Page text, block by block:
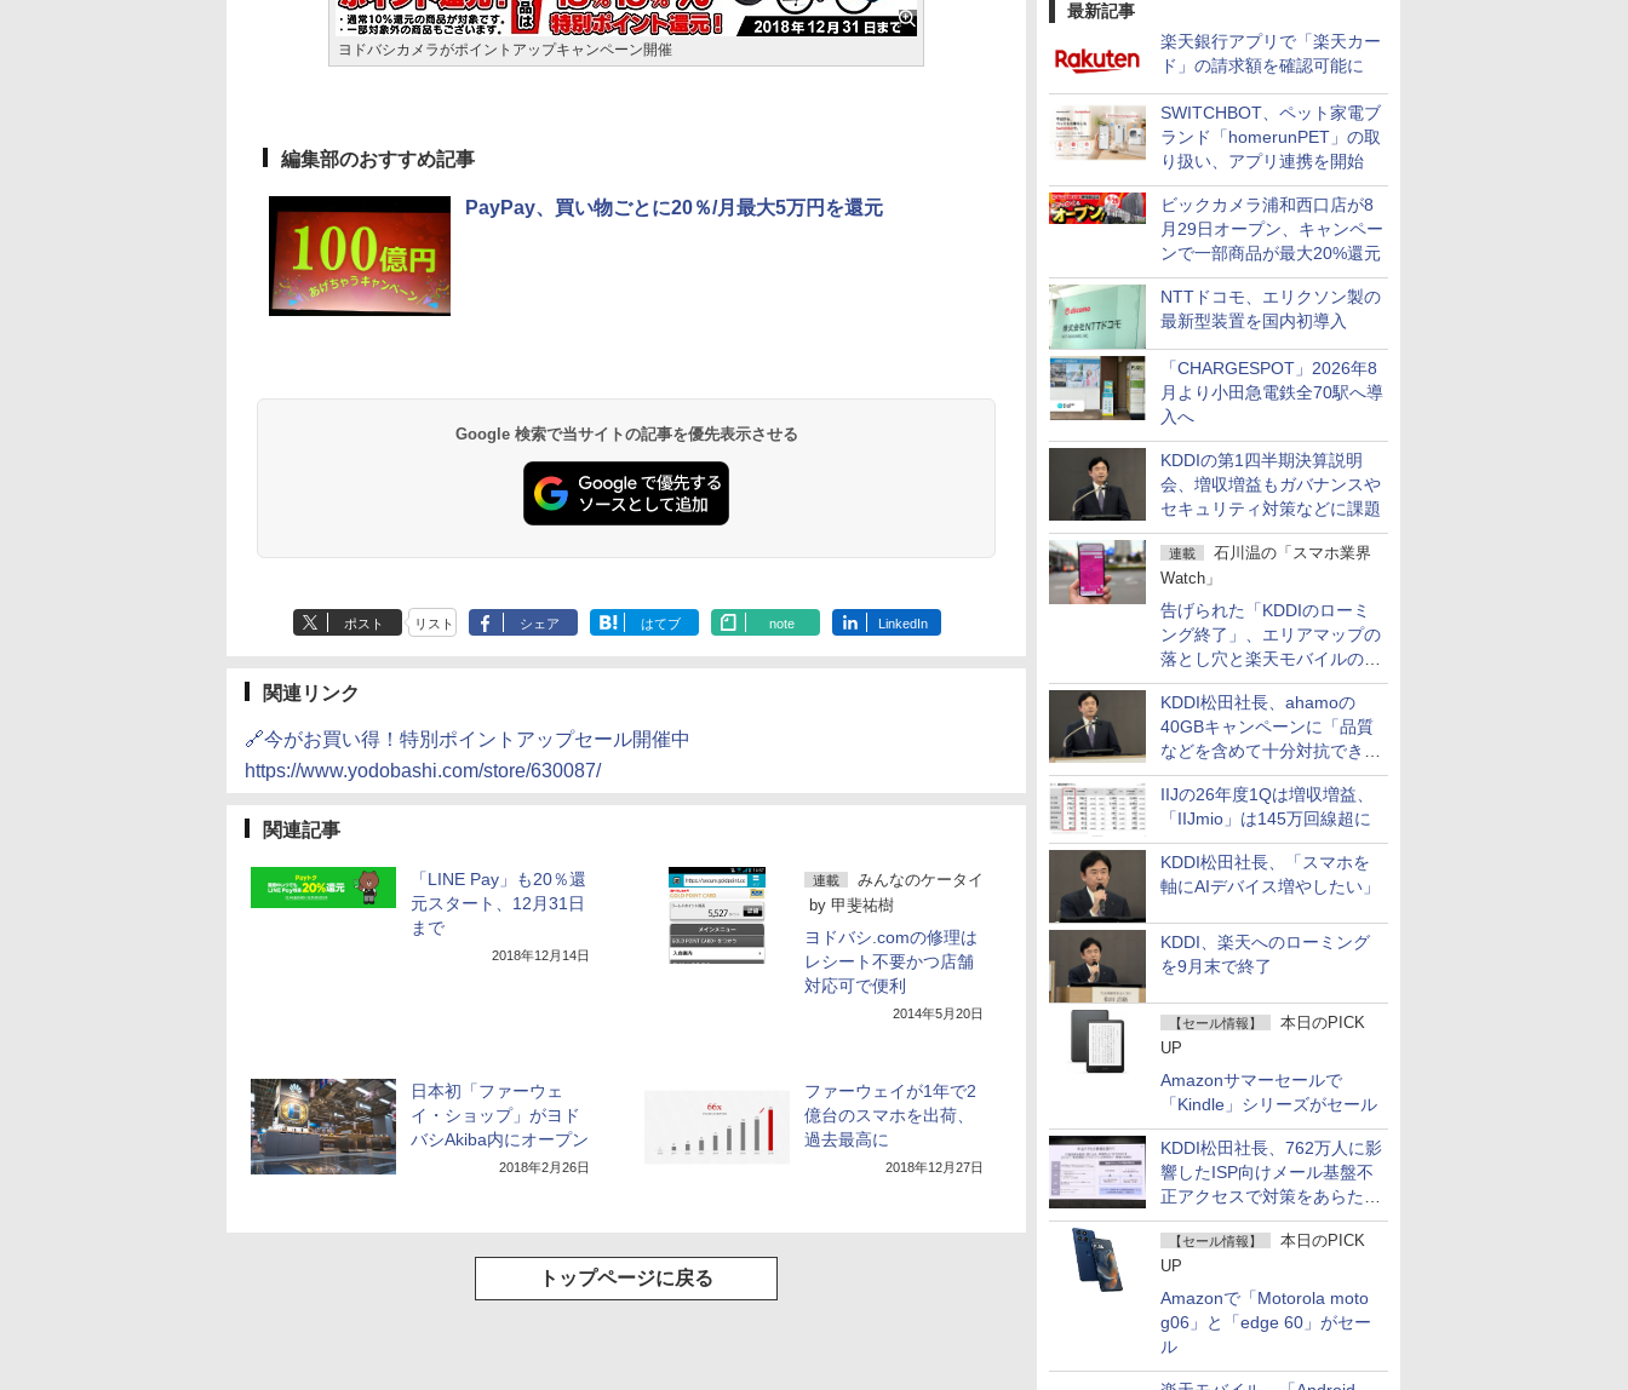
最新記事
楽天銀行アプリで「楽天カー
ド」の請求額を確認可能に
SWITCHBOT、ペット家電ブ
ランド「homerunPET」の取
り扱い、アプリ連携を開始
ビックカメラ浦和西口店が8
月29日オープン、キャンペー
ンで一部商品が最大20%還元
NTTドコモ、エリクソン製の
最新型装置を国内初導入
「CHARGESPOT」2026年8
月より小田急電鉄全70駅へ導
入へ
KDDIの第1四半期決算説明
会、増収増益もガバナンスや
セキュリティ対策などに課題
連載
石川温の「スマホ業界
Watch」
告げられた「KDDIのローミ
ング終了」、エリアマップの
落とし穴と楽天モバイルの課
題
KDDI松田社長、ahamoの
40GBキャンペーンに「品質
などを含めて十分対抗でき
る」
IIJの26年度1Qは増収増益、
「IIJmio」は145万回線超に
KDDI松田社長、「スマホを
軸にAIデバイス増やしたい」
KDDI、楽天へのローミング
を9月末で終了
【セール情報】
本日のPICK
UP
Amazonサマーセールで
「Kindle」シリーズがセール
KDDI松田社長、762万人に影
響したISP向けメール基盤不
正アクセスで対策をあらため
て説明
【セール情報】
本日のPICK
UP
Amazonで「Motorola moto
g06」と「edge 60」がセー
ル
ヨドバシカメラがポイントアップキャンペーン開催
編集部のおすすめ記事
PayPay、買い物ごとに20％/月最大5万円を還元
Google 検索で当サイトの記事を優先表示させる
ポスト リスト シェア はてブ note LinkedIn
関連リンク
🔗今がお買い得！特別ポイントアップセール開催中
https://www.yodobashi.com/store/630087/
関連記事
「LINE Pay」も20％還
元スタート、12月31日
まで
2018年12月14日
連載
みんなのケータイ
by 甲斐祐樹
ヨドバシ.comの修理は
レシート不要かつ店舗
対応可で便利
2014年5月20日
日本初「ファーウェ
イ・ショップ」がヨド
バシAkiba内にオープン
2018年2月26日
ファーウェイが1年で2
億台のスマホを出荷、
過去最高に
2018年12月27日
トップページに戻る